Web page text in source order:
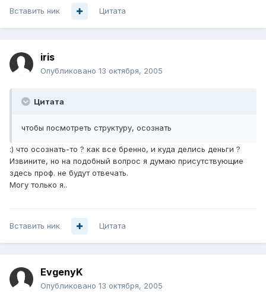
Вставить ник Цитата
iris
Опубликовано 13 октября, 2005
Цитата
чтобы посмотреть структуру, осознать
:) что осознать-то ? как все бренно, и куда делись деньги ?
Извините, но на подобный вопрос я думаю присутствующие
здесь проф. не будут отвечать.
Могу только я..
Вставить ник Цитата
EvgenyK
Опубликовано 13 октября, 2005